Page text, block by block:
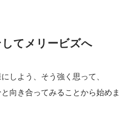
てメリービズへ
しよう、そう強く思って、
向き合ってみることから始めま